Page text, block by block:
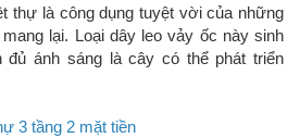
thự là công dụng tuyệt vời của những
lại. Loại dây leo vảy ốc này sinh
ánh sáng là cây có thể phát triển
3 tầng 2 mặt tiền